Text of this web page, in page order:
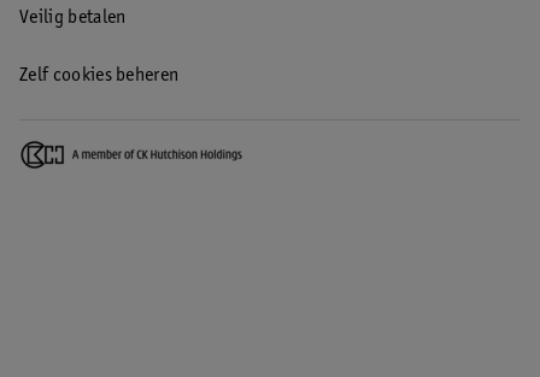
Veilig betalen
Zelf cookies beheren